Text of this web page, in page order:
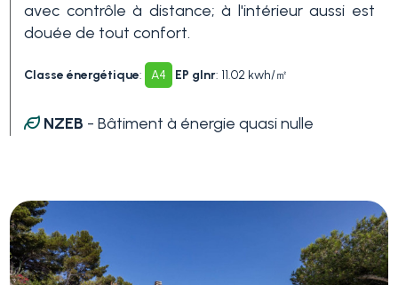
avec contrôle à distance; à l'intérieur aussi est
douée de tout confort.
Classe énergétique: A4 EP glnr: 11.02 kwh/㎡
NZEB - Bâtiment à énergie quasi nulle